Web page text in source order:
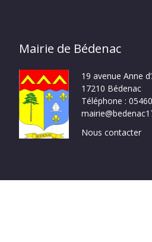
Mairie de Bédenac
19 avenue Anne
17210 Bédenac
Téléphone :
Nous contacter